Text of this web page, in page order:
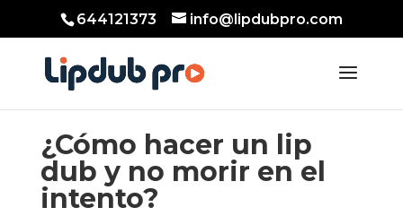
644121373 info@lipdubpro.com
¿Cómo hacer un lip
dub y no morir en el
intento?